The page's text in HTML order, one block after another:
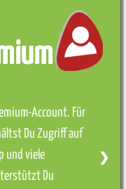
Account. Für
Du Zugriff auf
und viele
Du
❯